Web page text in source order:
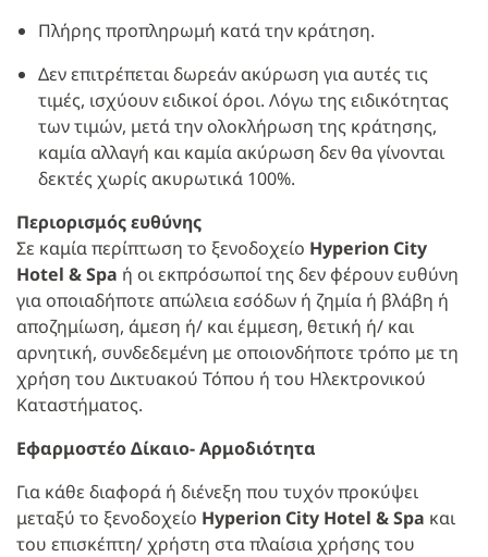
Πλήρης προπληρωμή κατά την κράτηση.
Δεν επιτρέπεται δωρεάν ακύρωση για αυτές τις
τιμές, ισχύουν ειδικοί όροι. Λόγω της ειδικότητας
των τιμών, μετά την ολοκλήρωση της κράτησης,
καμία αλλαγή και καμία ακύρωση δεν θα γίνονται
δεκτές χωρίς ακυρωτικά 100%.
Περιορισμός ευθύνης
Σε καμία περίπτωση το ξενοδοχείο Hyperion City
Hotel & Spa ή οι εκπρόσωποί της δεν φέρουν ευθύνη
για οποιαδήποτε απώλεια εσόδων ή ζημία ή βλάβη ή
αποζημίωση, άμεση ή/ και έμμεση, θετική ή/ και
αρνητική, συνδεδεμένη με οποιονδήποτε τρόπο με τη
χρήση του Δικτυακού Τόπου ή του Ηλεκτρονικού
Καταστήματος.
Εφαρμοστέο Δίκαιο- Αρμοδιότητα
Για κάθε διαφορά ή διένεξη που τυχόν προκύψει
μεταξύ το ξενοδοχείο Hyperion City Hotel & Spa και
του επισκέπτη/ χρήστη στα πλαίσια χρήσης του